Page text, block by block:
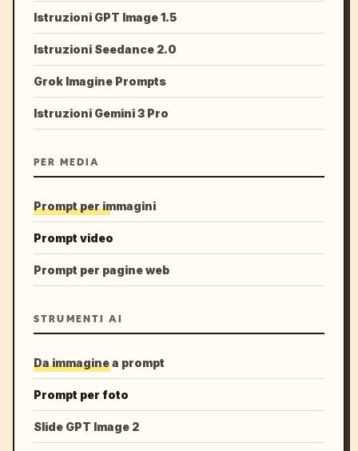
Istruzioni GPT Image 1.5
Istruzioni Seedance 2.0
Grok Imagine Prompts
Istruzioni Gemini 3 Pro
PER MEDIA
Prompt per immagini
Prompt video
Prompt per pagine web
STRUMENTI AI
Da immagine a prompt
Prompt per foto
Slide GPT Image 2